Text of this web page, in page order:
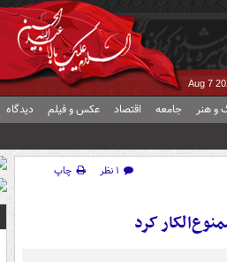
Aug 7
و هنر جامعه اقتصاد عکس و فیلم دیدگاه
۱ نظر
چاپ
کرد